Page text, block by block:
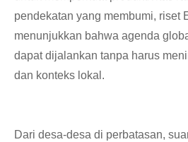
pendekatan yang membumi, riset
menunjukkan bahwa agenda
dapat dijalankan tanpa harus
dan konteks lokal.
Dari desa-desa di perbatasan,